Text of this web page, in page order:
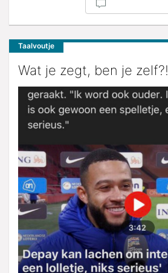
Taalvoutje
Wat je zegt, ben je zelf?!